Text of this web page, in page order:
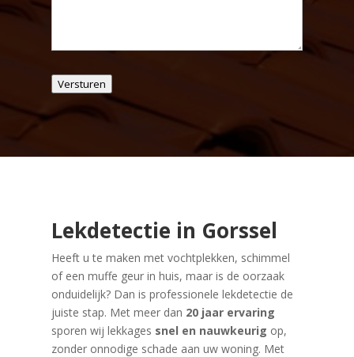
Versturen
Lekdetectie in Gorssel
Heeft u te maken met vochtplekken, schimmel
of een muffe geur in huis, maar is de oorzaak
onduidelijk? Dan is professionele lekdetectie de
juiste stap. Met meer dan 20 jaar ervaring
sporen wij lekkages snel en nauwkeurig op,
zonder onnodige schade aan uw woning. Met